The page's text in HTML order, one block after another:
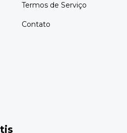
Termos de Serviço
Contato